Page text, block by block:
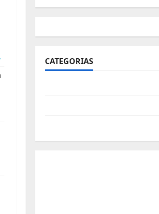
CATEGORIAS